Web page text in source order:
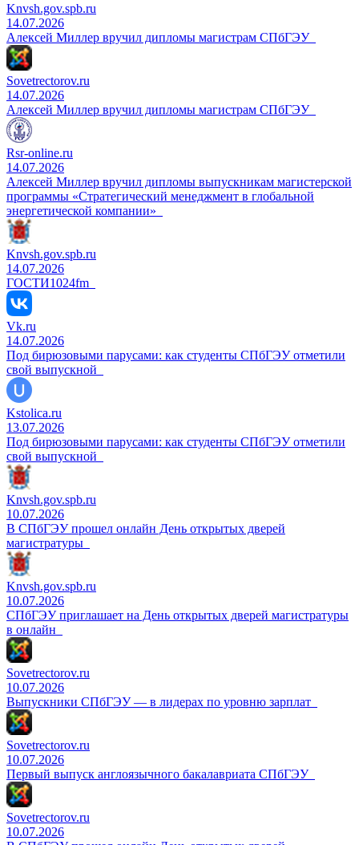
Knvsh.gov.spb.ru
14.07.2026
Алексей Миллер вручил дипломы магистрам СПбГЭУ
Sovetrectorov.ru
14.07.2026
Алексей Миллер вручил дипломы магистрам СПбГЭУ
Rsr-online.ru
14.07.2026
Алексей Миллер вручил дипломы выпускникам магистерской
программы «Стратегический менеджмент в глобальной
энергетической компании»
Knvsh.gov.spb.ru
14.07.2026
ГОСТИ1024fm
Vk.ru
14.07.2026
Под бирюзовыми парусами: как студенты СПбГЭУ отметили
свой выпускной
Kstolica.ru
13.07.2026
Под бирюзовыми парусами: как студенты СПбГЭУ отметили
свой выпускной
Knvsh.gov.spb.ru
10.07.2026
В СПбГЭУ прошел онлайн День открытых дверей
магистратуры
Knvsh.gov.spb.ru
10.07.2026
СПбГЭУ приглашает на День открытых дверей магистратуры
в онлайн
Sovetrectorov.ru
10.07.2026
Выпускники СПбГЭУ — в лидерах по уровню зарплат
Sovetrectorov.ru
10.07.2026
Первый выпуск англоязычного бакалавриата СПбГЭУ
Sovetrectorov.ru
10.07.2026